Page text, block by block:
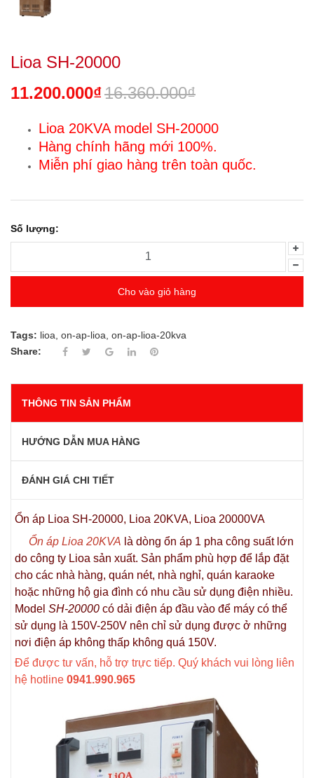
Lioa SH-20000
11.200.000₫16.360.000₫
Lioa 20KVA model SH-20000
Hàng chính hãng mới 100%.
Miễn phí giao hàng trên toàn quốc.
Số lượng:
Cho vào giỏ hàng
Tags: lioa on-ap-lioa on-ap-lioa-20kva
Share:
THÔNG TIN SẢN PHẨM
HƯỚNG DẪN MUA HÀNG
ĐÁNH GIÁ CHI TIẾT
Ổn áp Lioa SH-20000, Lioa 20KVA, Lioa 20000VA
Ổn áp Lioa 20KVA là dòng ổn áp 1 pha công suất lớn
do công ty Lioa sản xuất. Sản phẩm phù hợp để lắp đặt
cho các nhà hàng, quán nét, nhà nghỉ, quán karaoke
hoặc những hộ gia đình có nhu cầu sử dụng điện nhiều.
Model SH-20000 có dải điện áp đầu vào để máy có thể
sử dụng là 150V-250V nên chỉ sử dụng được ở những
nơi điện áp không thấp không quá 150V.
Để được tư vấn, hỗ trợ trực tiếp. Quý khách vui lòng liên
hệ hotline 0941.990.965